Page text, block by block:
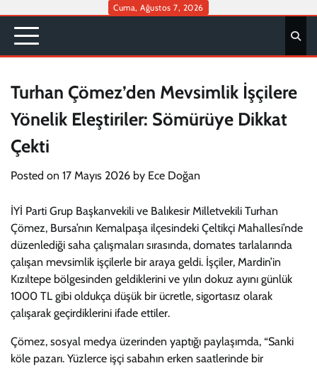
content
Cuma, Ağustos 7, 2026
Turhan Çömez’den Mevsimlik İşçilere
Yönelik Eleştiriler: Sömürüye Dikkat
Çekti
Posted on 17 Mayıs 2026 by Ece Doğan
İYİ Parti Grup Başkanvekili ve Balıkesir Milletvekili Turhan
Çömez, Bursa’nın Kemalpaşa ilçesindeki Çeltikçi Mahallesi’nde
düzenlediği saha çalışmaları sırasında, domates tarlalarında
çalışan mevsimlik işçilerle bir araya geldi. İşçiler, Mardin’in
Kızıltepe bölgesinden geldiklerini ve yılın dokuz ayını günlük
1000 TL gibi oldukça düşük bir ücretle, sigortasız olarak
çalışarak geçirdiklerini ifade ettiler.
Çömez, sosyal medya üzerinden yaptığı paylaşımda, “Sanki
köle pazarı. Yüzlerce işçi sabahın erken saatlerinde bir